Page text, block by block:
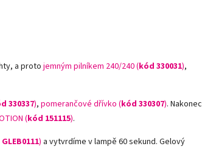
a proto jemným pilníkem 240/240 (kód 330031),
330337), pomerančové dřívko (kód 330307). Nakonec
(kód 151115).
) a vytvrdíme v lampě 60 sekund. Gelový